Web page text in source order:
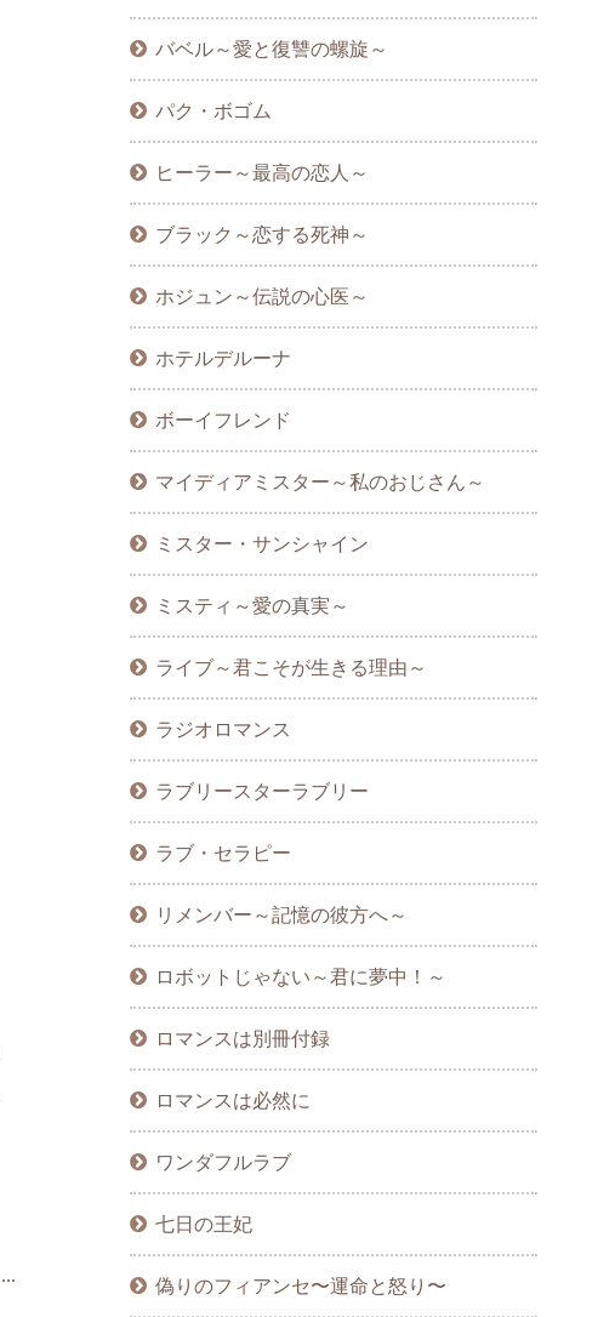
バベル～愛と復讐の螺旋～
パク・ボゴム
ヒーラー～最高の恋人～
ブラック～恋する死神～
ホジュン～伝説の心医～
ホテルデルーナ
ボーイフレンド
マイディアミスター～私のおじさん～
ミスター・サンシャイン
ミスティ～愛の真実～
ライブ～君こそが生きる理由～
ラジオロマンス
ラブリースターラブリー
ラブ・セラピー
リメンバー～記憶の彼方へ～
ロボットじゃない～君に夢中！～
ロマンスは別冊付録
ロマンスは必然に
ワンダフルラブ
七日の王妃
偽りのフィアンセ〜運命と怒り〜